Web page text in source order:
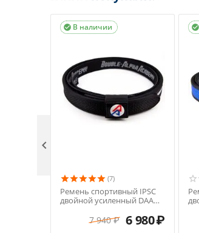
В наличии

(7)
Ремень спортивный IPSC
двойной усиленный DAA
7 940 ₽ 6 980₽

